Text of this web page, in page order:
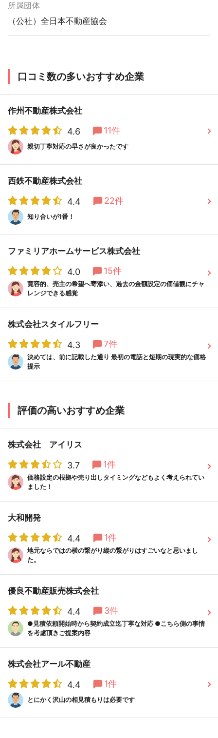
所属団体
（公社）全日本不動産協会
口コミ数の多いおすすめ企業
作州不動産株式会社
4.6 11件
親切丁寧対応の早さが良かったです
西鉄不動産株式会社
4.4 22件
知り合いが1番！
ファミリアホームサービス株式会社
4.0 15件
寛容的、売主の希望へ寄添い、過去の金額設定の価値観にチャ
レンジできる感覚
株式会社スタイルフリー
4.3 7件
決めては、前に記載した通り 最初の電話と短期の現実的な価格
提示
評価の高いおすすめ企業
株式会社 アイリス
3.7 1件
価格設定の根拠や売り出しタイミングなどもよく考えられてい
ました！
大和開発
4.4 1件
地元ならではの横の繋がり縦の繋がりはすごいなと思いまし
た。
優良不動産販売株式会社
4.4 3件
●見積依頼開始時から契約成立迄丁寧な対応 ●こちら側の事情
を考慮頂きご提案内容
株式会社アール不動産
4.4 1件
とにかく沢山の相見積もりは必要です